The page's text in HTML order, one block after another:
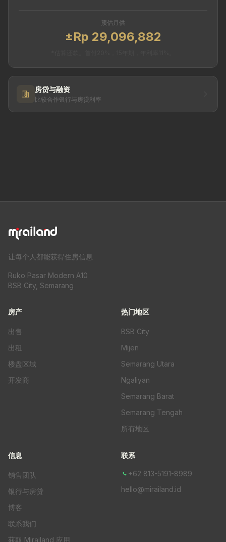
预估月供
±Rp 29,096,882
房贷与融资
比较合作银行与房贷利率
让每个人都能获得住房信息
Ruko Pasar Modern A10
BSB City, Semarang
房产
出售
出租
楼盘区域
开发商
热门地区
BSB City
Mijen
Semarang Utara
Ngaliyan
Semarang Barat
Semarang Tengah
所有地区
信息
销售团队
银行与房贷
博客
联系我们
获取 Mirailand 应用
联系
+62 813-5191-8989
hello@mirailand.id